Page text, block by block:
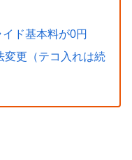
ド基本料が0円
変更（テコ入れは続